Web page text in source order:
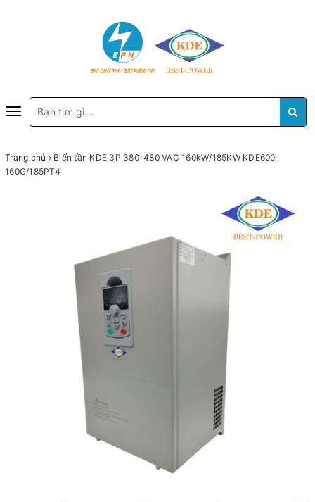
Toggle
navigation
Trang chủ
Biến tần KDE 3P 380-480 VAC 160kW/185KW KDE600-
160G/185PT4